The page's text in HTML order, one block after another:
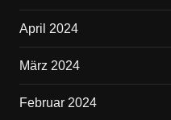
April 2024
März 2024
Februar 2024